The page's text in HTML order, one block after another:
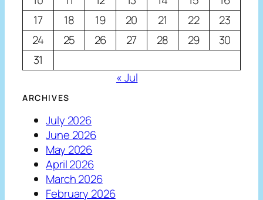
17
18 19 20 21 22
23
24
25 26 27 28 29
30
31
« Jul
ARCHIVES
July 2026
June 2026
May 2026
April 2026
March 2026
February 2026